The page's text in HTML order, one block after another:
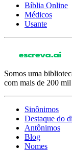
Bíblia Online
Médicos
Usante
Somos uma
com mais de 200 mil
Sinônimos
Destaque do
Antônimos
Blog
Nomes